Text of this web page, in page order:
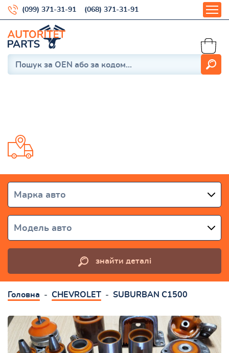
(099) 371-31-91 (068) 371-31-91
Марка авто
Модель авто
знайти деталі
Головна CHEVROLET SUBURBAN C1500